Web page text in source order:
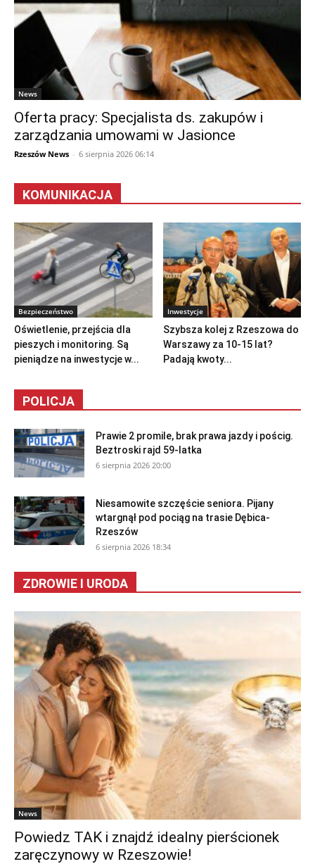
News
Oferta pracy: Specjalista ds. zakupów i
zarządzania umowami w Jasionce
Rzeszów News - 6 sierpnia 2026 06:14
KOMUNIKACJA
Bezpieczeństwo
Oświetlenie, przejścia dla
pieszych i monitoring. Są
pieniądze na inwestycje w...
Inwestycje
Szybsza kolej z Rzeszowa do
Warszawy za 10-15 lat?
Padają kwoty...
POLICJA
Prawie 2 promile, brak prawa jazdy i pościg.
Beztroski rajd 59-latka
6 sierpnia 2026 20:00
Niesamowite szczęście seniora. Pijany
wtargnął pod pociąg na trasie Dębica-
Rzeszów
6 sierpnia 2026 18:34
ZDROWIE I URODA
News
Powiedz TAK i znajdź idealny pierścionek
zaręczynowy w Rzeszowie!